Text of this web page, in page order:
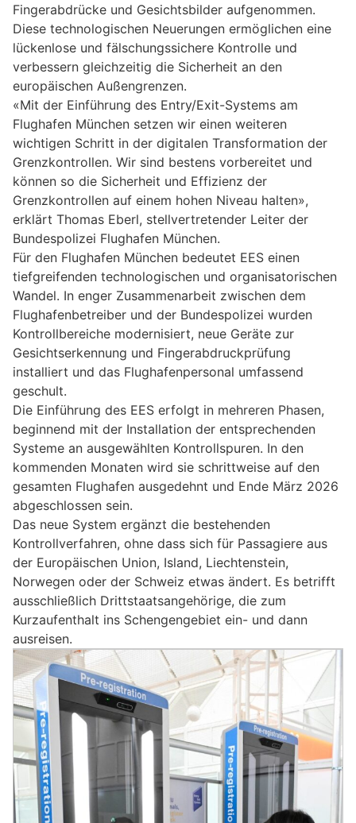
Fingerabdrücke und Gesichtsbilder aufgenommen.
Diese technologischen Neuerungen ermöglichen eine
lückenlose und fälschungssichere Kontrolle und
verbessern gleichzeitig die Sicherheit an den
europäischen Außengrenzen.
«Mit der Einführung des Entry/Exit-Systems am
Flughafen München setzen wir einen weiteren
wichtigen Schritt in der digitalen Transformation der
Grenzkontrollen. Wir sind bestens vorbereitet und
können so die Sicherheit und Effizienz der
Grenzkontrollen auf einem hohen Niveau halten»,
erklärt Thomas Eberl, stellvertretender Leiter der
Bundespolizei Flughafen München.
Für den Flughafen München bedeutet EES einen
tiefgreifenden technologischen und organisatorischen
Wandel. In enger Zusammenarbeit zwischen dem
Flughafenbetreiber und der Bundespolizei wurden
Kontrollbereiche modernisiert, neue Geräte zur
Gesichtserkennung und Fingerabdruckprüfung
installiert und das Flughafenpersonal umfassend
geschult.
Die Einführung des EES erfolgt in mehreren Phasen,
beginnend mit der Installation der entsprechenden
Systeme an ausgewählten Kontrollspuren. In den
kommenden Monaten wird sie schrittweise auf den
gesamten Flughafen ausgedehnt und Ende März 2026
abgeschlossen sein.
Das neue System ergänzt die bestehenden
Kontrollverfahren, ohne dass sich für Passagiere aus
der Europäischen Union, Island, Liechtenstein,
Norwegen oder der Schweiz etwas ändert. Es betrifft
ausschließlich Drittstaatsangehörige, die zum
Kurzaufenthalt ins Schengengebiet ein- und dann
ausreisen.